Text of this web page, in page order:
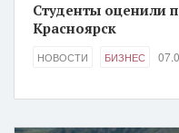
Студенты оценили
Красноярск
НОВОСТИ БИЗНЕС